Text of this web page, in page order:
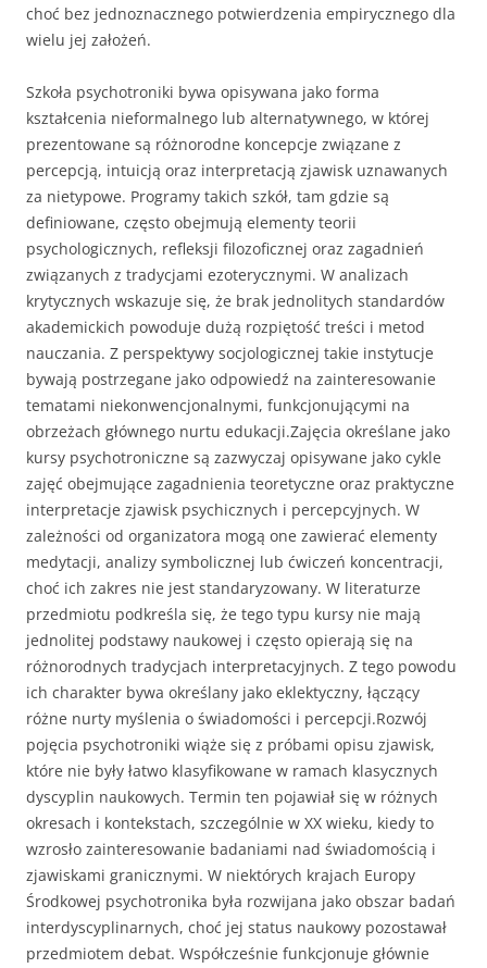
choć bez jednoznacznego potwierdzenia empirycznego dla
wielu jej założeń.
Szkoła psychotroniki bywa opisywana jako forma
kształcenia nieformalnego lub alternatywnego, w której
prezentowane są różnorodne koncepcje związane z
percepcją, intuicją oraz interpretacją zjawisk uznawanych
za nietypowe. Programy takich szkół, tam gdzie są
definiowane, często obejmują elementy teorii
psychologicznych, refleksji filozoficznej oraz zagadnień
związanych z tradycjami ezoterycznymi. W analizach
krytycznych wskazuje się, że brak jednolitych standardów
akademickich powoduje dużą rozpiętość treści i metod
nauczania. Z perspektywy socjologicznej takie instytucje
bywają postrzegane jako odpowiedź na zainteresowanie
tematami niekonwencjonalnymi, funkcjonującymi na
obrzeżach głównego nurtu edukacji.Zajęcia określane jako
kursy psychotroniczne są zazwyczaj opisywane jako cykle
zajęć obejmujące zagadnienia teoretyczne oraz praktyczne
interpretacje zjawisk psychicznych i percepcyjnych. W
zależności od organizatora mogą one zawierać elementy
medytacji, analizy symbolicznej lub ćwiczeń koncentracji,
choć ich zakres nie jest standaryzowany. W literaturze
przedmiotu podkreśla się, że tego typu kursy nie mają
jednolitej podstawy naukowej i często opierają się na
różnorodnych tradycjach interpretacyjnych. Z tego powodu
ich charakter bywa określany jako eklektyczny, łączący
różne nurty myślenia o świadomości i percepcji.Rozwój
pojęcia psychotroniki wiąże się z próbami opisu zjawisk,
które nie były łatwo klasyfikowane w ramach klasycznych
dyscyplin naukowych. Termin ten pojawiał się w różnych
okresach i kontekstach, szczególnie w XX wieku, kiedy to
wzrosło zainteresowanie badaniami nad świadomością i
zjawiskami granicznymi. W niektórych krajach Europy
Środkowej psychotronika była rozwijana jako obszar badań
interdyscyplinarnych, choć jej status naukowy pozostawał
przedmiotem debat. Współcześnie funkcjonuje głównie